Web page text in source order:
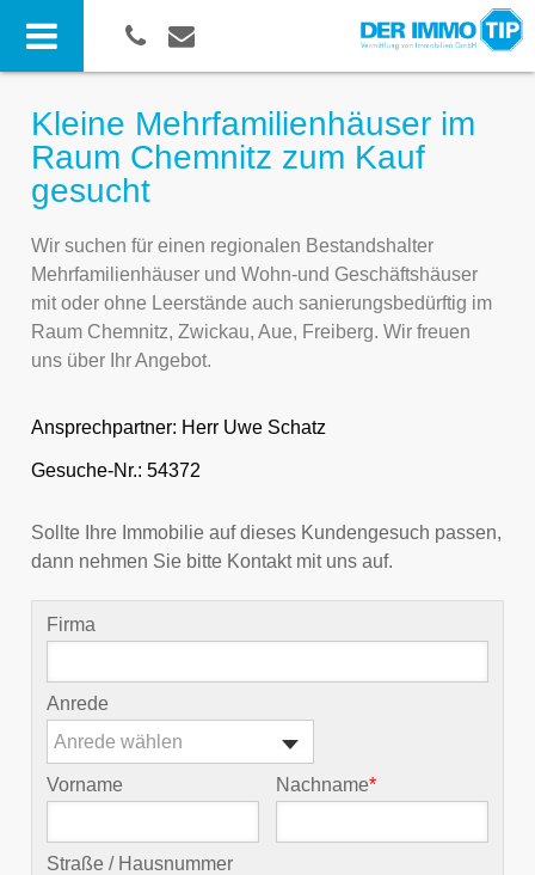
Kleine Mehrfamilienhäuser im
Raum Chemnitz zum Kauf
gesucht
Wir suchen für einen regionalen Bestandshalter
Mehrfamilienhäuser und Wohn-und Geschäftshäuser
mit oder ohne Leerstände auch sanierungsbedürftig im
Raum Chemnitz, Zwickau, Aue, Freiberg. Wir freuen
uns über Ihr Angebot.
Ansprechpartner: Herr Uwe Schatz
Gesuche-Nr.: 54372
Sollte Ihre Immobilie auf dieses Kundengesuch passen,
dann nehmen Sie bitte Kontakt mit uns auf.
Firma
Anrede
Anrede wählen
Vorname Nachname*
Straße / Hausnummer